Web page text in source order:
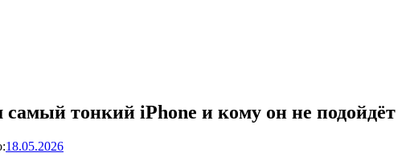
тонкий iPhone и кому он не подойдёт
18.05.2026